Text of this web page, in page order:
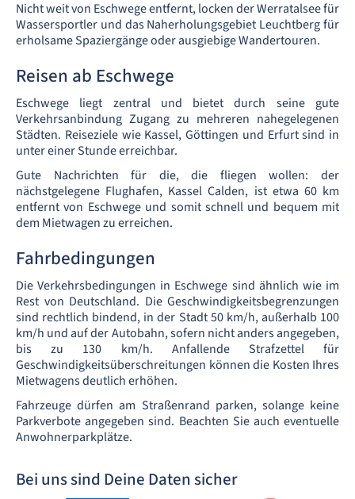
Nicht weit von Eschwege entfernt, locken der Werratalsee für
Wassersportler und das Naherholungsgebiet Leuchtberg für
erholsame Spaziergänge oder ausgiebige Wandertouren.
Reisen ab Eschwege
Eschwege liegt zentral und bietet durch seine gute
Verkehrsanbindung Zugang zu mehreren nahegelegenen
Städten. Reiseziele wie Kassel, Göttingen und Erfurt sind in
unter einer Stunde erreichbar.
Gute Nachrichten für die, die fliegen wollen: der
nächstgelegene Flughafen, Kassel Calden, ist etwa 60 km
entfernt von Eschwege und somit schnell und bequem mit
dem Mietwagen zu erreichen.
Fahrbedingungen
Die Verkehrsbedingungen in Eschwege sind ähnlich wie im
Rest von Deutschland. Die Geschwindigkeitsbegrenzungen
sind rechtlich bindend, in der Stadt 50 km/h, außerhalb 100
km/h und auf der Autobahn, sofern nicht anders angegeben,
bis zu 130 km/h. Anfallende Strafzettel für
Geschwindigkeitsüberschreitungen können die Kosten Ihres
Mietwagens deutlich erhöhen.
Fahrzeuge dürfen am Straßenrand parken, solange keine
Parkverbote angegeben sind. Beachten Sie auch eventuelle
Anwohnerparkplätze.
Bei uns sind Deine Daten sicher